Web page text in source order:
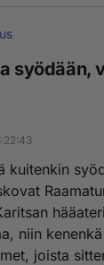
syödään,
kuitenkin
niin
joista